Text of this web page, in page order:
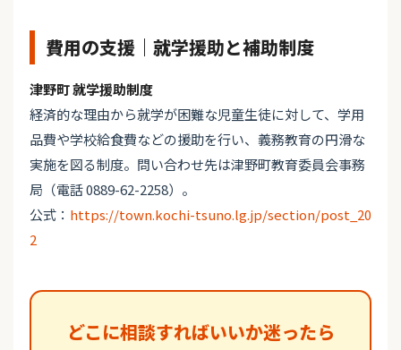
費用の支援｜就学援助と補助制度
津野町 就学援助制度
経済的な理由から就学が困難な児童生徒に対して、学用
品費や学校給食費などの援助を行い、義務教育の円滑な
実施を図る制度。問い合わせ先は津野町教育委員会事務
局（電話 0889-62-2258）。
公式： https://town.kochi-tsuno.lg.jp/section/post_20
2
どこに相談すればいいか迷ったら